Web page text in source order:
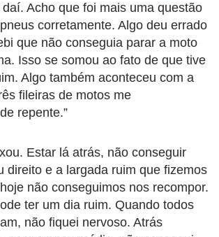
daí. Acho que foi mais uma questão
corretamente. Algo deu errado
que não conseguia parar a moto
Isso se somou ao fato de que tive
Algo também aconteceu com a
fileiras de motos me
repente.”
Estar lá atrás, não conseguir
direito e a largada ruim que fizemos
não conseguimos nos recompor.
ter um dia ruim. Quando todos
não fiquei nervoso. Atrás